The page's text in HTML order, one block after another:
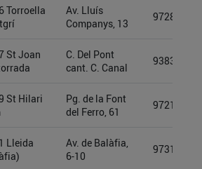
Torroella
Av. Lluís
Companys, 13
St Joan
C. Del Pont
cant. C. Canal
St Hilari
Pg. de la Font
del Ferro, 61
Lleida
Av. de Balàfia,
6-10